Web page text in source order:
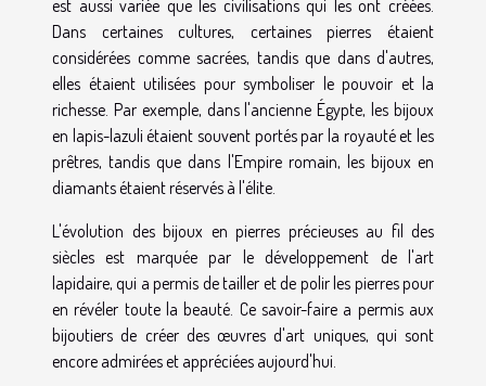
est aussi variée que les civilisations qui les ont créées.
Dans certaines cultures, certaines pierres étaient
considérées comme sacrées, tandis que dans d'autres,
elles étaient utilisées pour symboliser le pouvoir et la
richesse. Par exemple, dans l'ancienne Égypte, les bijoux
en lapis-lazuli étaient souvent portés par la royauté et les
prêtres, tandis que dans l'Empire romain, les bijoux en
diamants étaient réservés à l'élite.
L'évolution des bijoux en pierres précieuses au fil des
siècles est marquée par le développement de l'art
lapidaire, qui a permis de tailler et de polir les pierres pour
en révéler toute la beauté. Ce savoir-faire a permis aux
bijoutiers de créer des œuvres d'art uniques, qui sont
encore admirées et appréciées aujourd'hui.